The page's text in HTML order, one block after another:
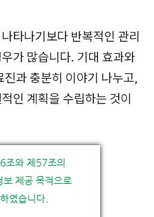
타나기보다 반복적인 관리
가 많습니다. 기대 효과와
과 충분히 이야기 나누고,
인 계획을 수립하는 것이